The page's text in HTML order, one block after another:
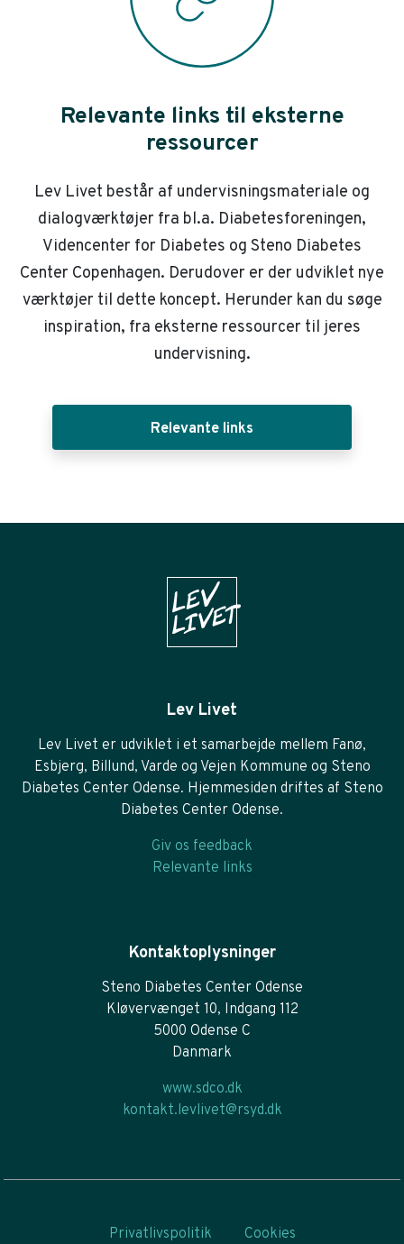
Relevante links til eksterne
ressourcer
Lev Livet består af undervisningsmateriale og
dialogværktøjer fra bl.a. Diabetesforeningen,
Videncenter for Diabetes og Steno Diabetes
Center Copenhagen. Derudover er der udviklet nye
værktøjer til dette koncept. Herunder kan du søge
inspiration, fra eksterne ressourcer til jeres
undervisning.
Relevante links
Lev Livet
Lev Livet er udviklet i et samarbejde mellem Fanø,
Esbjerg, Billund, Varde og Vejen Kommune og Steno
Diabetes Center Odense. Hjemmesiden driftes af Steno
Diabetes Center Odense.
Giv os feedback
Relevante links
Kontaktoplysninger
Steno Diabetes Center Odense
Kløvervænget 10, Indgang 112
5000 Odense C
Danmark
www.sdco.dk
kontakt.levlivet@rsyd.dk
Privatlivspolitik Cookies